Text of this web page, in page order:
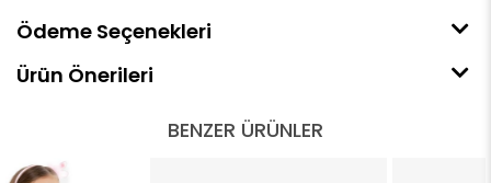
Ödeme Seçenekleri
Ürün Önerileri
BENZER ÜRÜNLER